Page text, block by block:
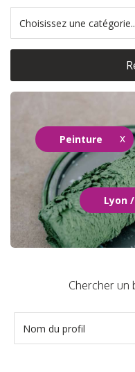
Peinture
Lyon
Choisissez une
Chercher un
Nom du profil